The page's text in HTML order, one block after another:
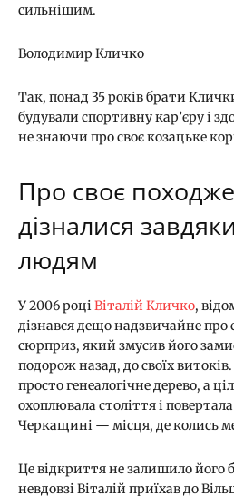
сильнішим.
Володимир Кличко
Так, понад 35 років брати
будували спортивну кар’єру і
не знаючи про своє козацьке
Про своє
дізналися
людям
У 2006 роціВіталій Кличко,
дізнався дещо надзвичайне про
сюрприз, який змусив його
подорож назад, до своїх
просто генеалогічне дерево, а
охоплювала століття і
Черкащині — місця, де колись
Це відкриття не залишило його
невдовзі Віталій приїхав до